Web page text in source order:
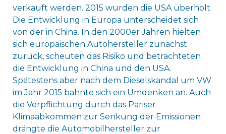
verkauft werden. 2015 wurden die USA überholt.
Die Entwicklung in Europa unterscheidet sich
von der in China. In den 2000er Jahren hielten
sich europäischen Autohersteller zunächst
zurück, scheuten das Risiko und betrachteten
die Entwicklung in China und den USA.
Spätestens aber nach dem Dieselskandal um VW
im Jahr 2015 bahnte sich ein Umdenken an. Auch
die Verpflichtung durch das Pariser
Klimaabkommen zur Senkung der Emissionen
drängte die Automobilhersteller zur